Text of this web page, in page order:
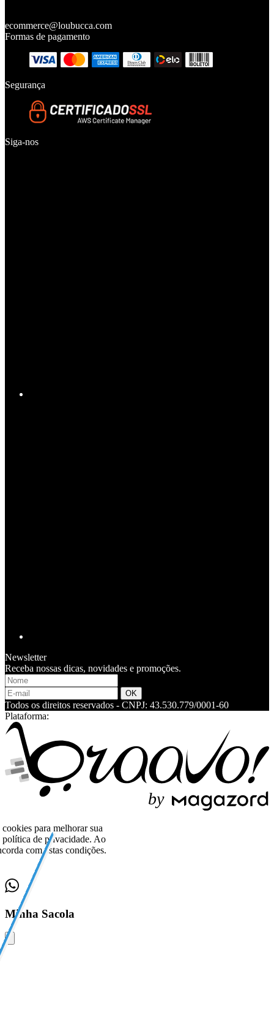
ecommerce@loubucca.com
Formas de pagamento
Segurança
Siga-nos
Newsletter
Receba nossas dicas, novidades e promoções.
Todos os direitos reservados - CNPJ: 43.530.779/0001-60
Plataforma:
by
para melhorar sua
política de privacidade. Ao
com estas condições.
Minha Sacola